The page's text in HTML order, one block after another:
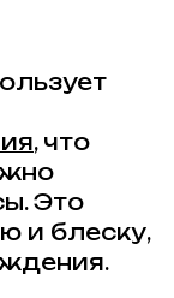
, что
Это
и блеску,